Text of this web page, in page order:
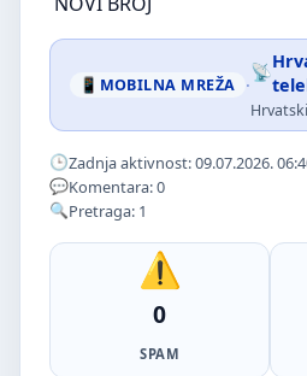
MOBILNA MREŽA ·
Zadnja aktivnost: 09.07.2026.
Komentara: 0
Pretraga: 1
0
SPAM